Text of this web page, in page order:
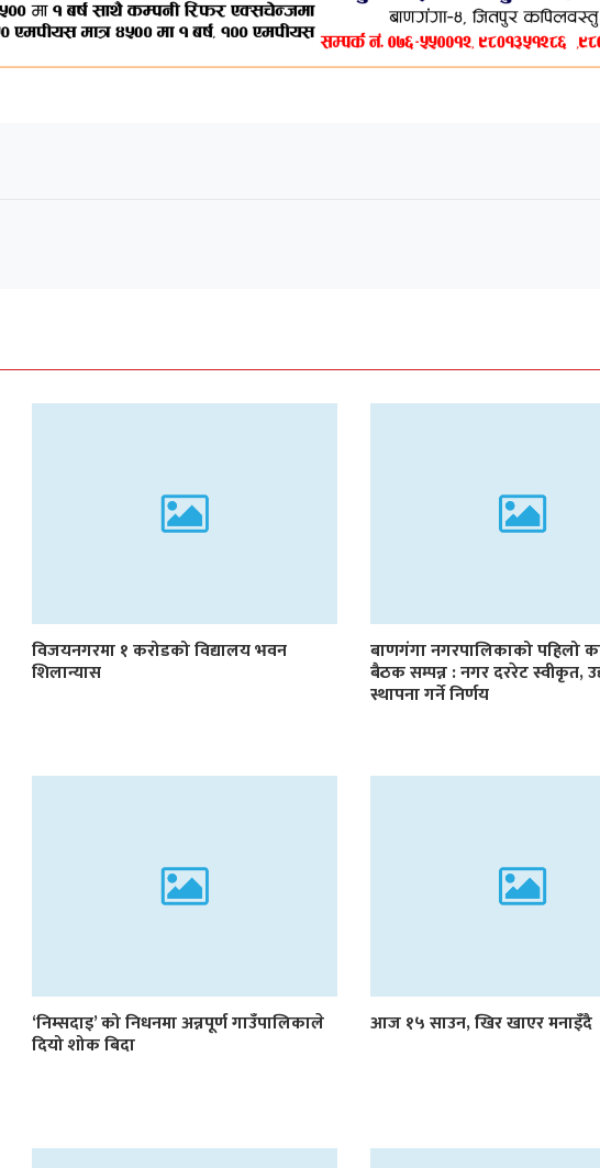
विजयनगरमा १ करोडको विद्यालय भवन
शिलान्यास
बाणगंगा नगरपालिकाको पहिलो
बैठक सम्पन्न : नगर दररेट स्वीकृत,
स्थापना गर्ने निर्णय
‘निम्सदाइ’ को निधनमा अन्नपूर्ण गाउँपालिकाले
दियो शोक बिदा
आज १५ साउन, खिर खाएर मनाइँदै